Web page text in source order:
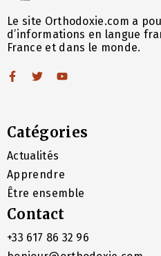
Le site Orthodoxie.com a
d’informations en langue
France et dans le monde.
Catégories
Actualités
Apprendre
Être ensemble
Contact
+33 617 86 32 96